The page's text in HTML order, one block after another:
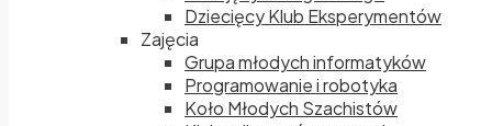
Dziecięcy Klub Eksperymentów
Zajęcia
Grupa młodych informatyków
Programowanie i robotyka
Koło Młodych Szachistów